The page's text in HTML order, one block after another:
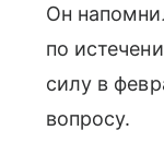
Он
по
силу в
вопросу.